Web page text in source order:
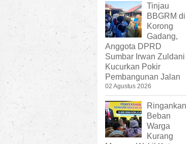
Tinjau
BBGRM di
Korong
Gadang,
Anggota DPRD
Sumbar Irwan Zuldani
Kucurkan Pokir
Pembangunan Jalan
02 Agustus 2026
Ringankan
Beban
Warga
Kurang